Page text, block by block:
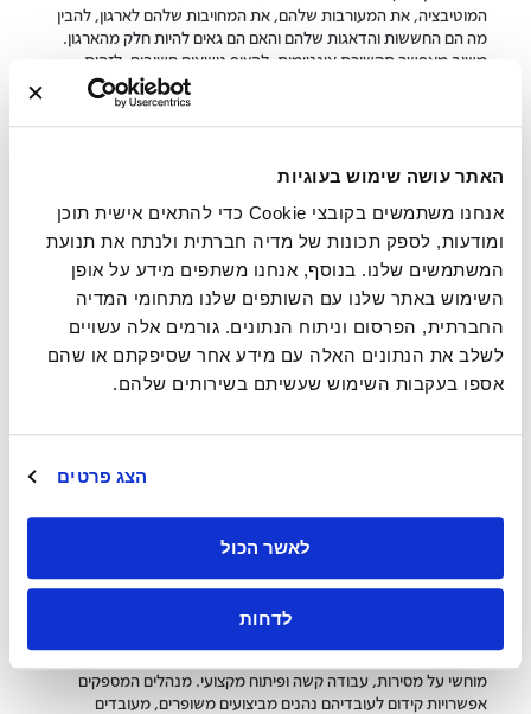
האתר עושה שימוש בעוגיות
אנחנו משתמשים בקובצי Cookie כדי להתאים אישית תוכן
ומודעות, לספק תכונות של מדיה חברתית ולנתח את תנועת
המשתמשים שלנו. בנוסף, אנחנו משתפים מידע על אופן
השימוש באתר שלנו עם השותפים שלנו מתחומי המדיה
החברתית, הפרסום וניתוח הנתונים. גורמים אלה עשויים
לשלב את הנתונים האלה עם מידע אחר שסיפקתם או שהם
אספו בעקבות השימוש שעשיתם בשירותים שלהם.
הצג פרטים
לאשר הכול
לדחות
המוטיבציה, את המעורבות שלהם, את המחויבות שלהם לארגון, להבין
מה הם החששות והדאגות שלהם והאם הם גאים להיות חלק מהארגון.
משוב מאפשר תקשורת אינטימית, להציף נושאים חשובים, לזהות
סקרי חווית עובדים שלנו ב-Great Place To Work עוזרים למנהלים,
מערכת הסקרים המתקדמת שלנו פיתחנו על בסיס משוב של למעלה
עולמי להערכת חווית עובדים.
אלו רק רק חלק מהחברות מובילות הנסמכות על מערכת סקרי
העובדים
מתן אופק קידומי וטיפוח
מנהיגים
מוחשי על מסירות, עבודה קשה ופיתוח מקצועי. מנהלים המספקים
אפשרויות קידום לעובדיהם נהנים מביצועים משופרים, מעובדים